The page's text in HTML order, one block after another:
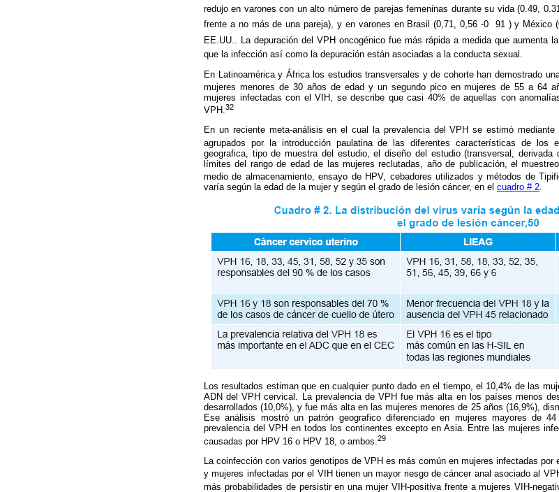
redujo en varones con un alto número de parejas femeninas durante su vida (0.49,
frente a no más de una pareja), y en varones en Brasil (0,71, 0,56 -0  91 ) y México
EE.UU.. La depuración del VPH oncogénico fue más rápida a medida que aumenta
que la infección así como la depuración están asociadas a la conducta sexual.
En Latinoamérica y África los estudios transversales y de cohorte han demostrado
mujeres menores de 30 años de edad y un segundo pico en mujeres de 55 a 64
mujeres infectadas con el VIH, se describe que casi 40% de aquellas con
VPH.32
En un reciente meta-análisis en el cual la prevalencia del VPH se estimó
agrupados por la introducción paulatina de las diferentes características de los
geografica, tipo de muestra del estudio, el diseño del estudio (transversal,
límites del rango de edad de las mujeres reclutadas, año de publicación, el
medio de almacenamiento, ensayo de HPV, cebadores utilizados y métodos de
varía según la edad de la mujer y según el grado de lesión cáncer, en el cuadro # 2.
Los resultados estiman que en cualquier punto dado en el tiempo, el 10,4% de las
ADN del VPH cervical. La prevalencia de VPH fue más alta en los países menos
desarrollados (10,0%), y fue más alta en las mujeres menores de 25 años (16,9%),
Ese análisis mostró un patrón geografico diferenciado en mujeres mayores de
prevalencia del VPH en todos los continentes excepto en Asia. Entre las mujeres
causadas por HPV 16 o HPV 18, o ambos. 29
La coinfección con varios genotipos de VPH es más común en mujeres infectadas
y mujeres infectadas por el VIH tienen un mayor riesgo de cáncer anal asociado al
más probabilidades de persistir en una mujer VIH-positiva frente a mujeres VIH-